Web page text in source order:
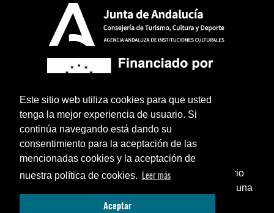
Este sitio web utiliza cookies para que usted
tenga la mejor experiencia de usuario. Si
continúa navegando está dando su
consentimiento para la aceptación de las
mencionadas cookies y la aceptación de
nuestra política de cookies. Leer más
Aceptar
¿Sabías que puedes añadir un icono en el escritorio
de tu teléfono para utilizar esta web como si fuese una
aplicación instalada?Cerrar
Aviso legal Política de privacidad Términos y condiciones legales